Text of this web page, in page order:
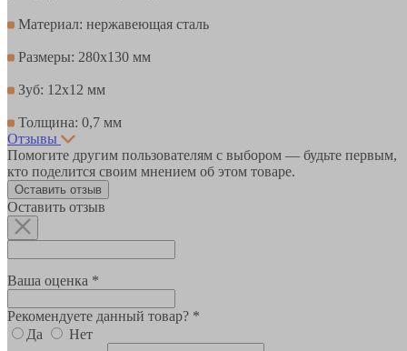
Материал: нержавеющая сталь
Размеры: 280х130 мм
Зуб: 12х12 мм
Толщина: 0,7 мм
Отзывы
Помогите другим пользователям с выбором — будьте первым,
кто поделится своим мнением об этом товаре.
Оставить отзыв
Оставить отзыв
Ваша оценка *
Рекомендуете данный товар? *
Да
Нет